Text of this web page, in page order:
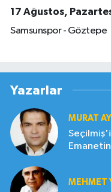
17 Ağustos,
Samsunspor - Göztepe
Yazarlar
MURAT
MEHMET